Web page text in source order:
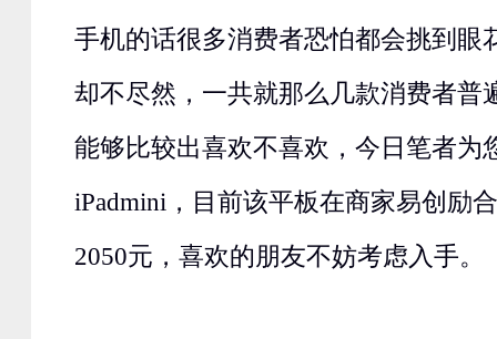
手机的话很多消费者恐怕都会挑到眼
却不尽然，一共就那么几款消费者普
能够比较出喜欢不喜欢，今日笔者为
iPadmini，目前该平板在商家易创励
2050元，喜欢的朋友不妨考虑入手。